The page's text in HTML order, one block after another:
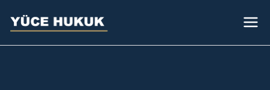
Avukat
Bursa Avukat - Yüce Hukuk Bürosu